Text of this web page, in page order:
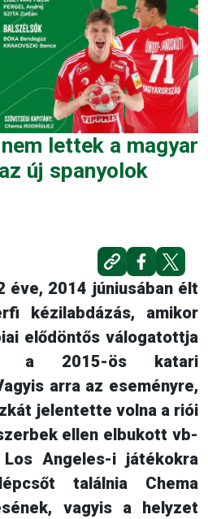
lettek a magyar
új spanyolok
éve, 2014 júniusában élt
kézilabdázás, amikor
elődöntős válogatottja
2015-ös katari
arra az eseményre,
jelentette volna a riói
ellen elbukott vb-
Angeles-i játékokra
találnia Chema
vagyis a helyzet